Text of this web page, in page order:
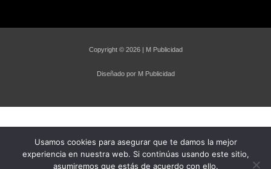
Copyright © 2026 | M Publicidad
Diseñado por M Publicidad
Usamos cookies para asegurar que te damos la mejor
experiencia en nuestra web. Si continúas usando este sitio,
asumiremos que estás de acuerdo con ello.